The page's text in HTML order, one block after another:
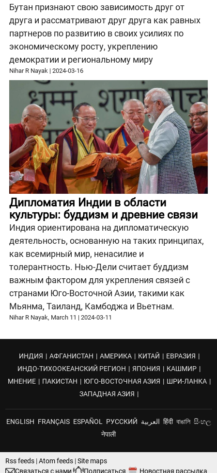
Бутан признают свою зависимость друг от
друга и рассматривают друг друга как равных
партнеров по развитию в своих усилиях по
экономическому росту, укреплению
демократии и региональному миру
Nihar R Nayak |2024-03-16
Дипломатия Индии в области
культуры: буддизм и древние связи
Индия ориентирована на дипломатическую
деятельность, основанную на таких принципах,
как всемирный мир, ненасилие и
толерантность. Нью-Дели считает буддизм
важным фактором для укрепления связей с
странами Юго-Восточной Азии, такими как
Мьянма, Таиланд, Камбоджа и Вьетнам.
Nihar R Nayak, March 11 |2024-03-11
ИНДИЯ | АФГАНИСТАН | АМЕРИКА | КИТАЙ | ЕВРАЗИЯ |
ИНДО-ТИХООКЕАНСКИЙ РЕГИОН | ЯПОНИЯ | КАШМИР |
МНЕНИЕ | ПАКИСТАН | ЮГО-ВОСТОЧНАЯ АЗИЯ | ШРИ-ЛАНКА |
ЗАПАДНАЯ АЗИЯ |
ENGLISH FRANÇAIS ESPAÑOL РУССКИЙ العربية हिंदी বাঙালি සිංහල
नेपाली
Rss feeds|Atom feeds|Site maps
Связаться с нами
Подписаться Новостная рассылка